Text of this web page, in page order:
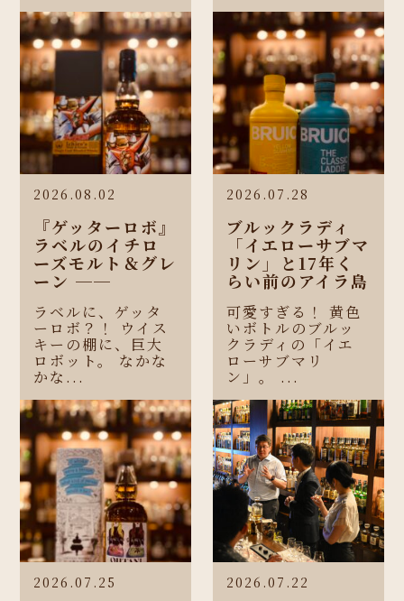
2026.08.02
『ゲッターロボ』
ラベルのイチロ
ーズモルト＆グレ
ーン ──
ラベルに、ゲッタ
ーロボ？！ ウイス
キーの棚に、巨大
ロボット。 なかな
かな...
2026.07.28
ブルックラディ
「イエローサブマ
リン」と17年く
らい前のアイラ島
可愛すぎる！ 黄色
いボトルのブルッ
クラディの「イエ
ローサブマリ
ン」。 ...
2026.07.25 2026.07.22